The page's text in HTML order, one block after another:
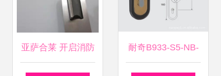
亚萨合莱 开启消防 耐奇B933-S5-NB-